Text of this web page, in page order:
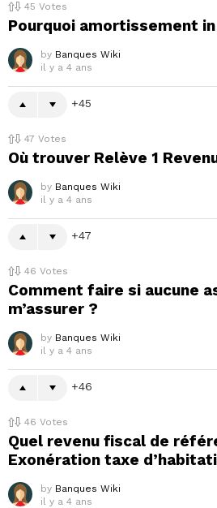
45 Votes
Pourquoi amortissement
by Banques Wiki
il y a 4 ans
45
47 Votes
Où trouver Relève 1
by Banques Wiki
il y a 4 ans
47
46 Votes
Comment faire si aucune
m’assurer ?
by Banques Wiki
il y a 4 ans
46
46 Votes
Quel revenu fiscal de
Exonération taxe
by Banques Wiki
il y a 4 ans